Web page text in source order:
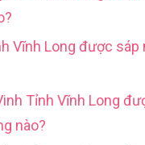
Vĩnh Long được
Tỉnh Vĩnh Long
nào?